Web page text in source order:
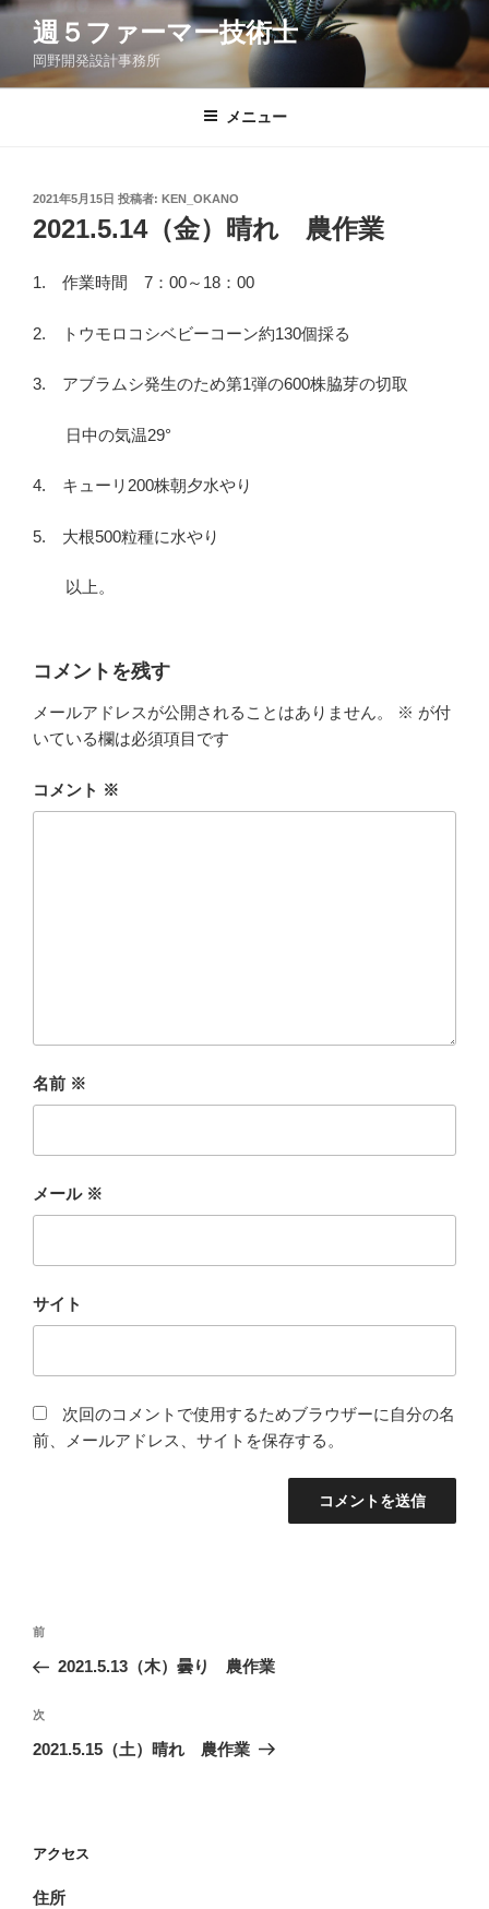
コ
ン
週５ファーマー技術士
岡野開発設計事務所
メニュー
投
稿
日:
2021年5月15日 投稿者: KEN_OKANO
2021.5.14（金）晴れ 農作業
1. 作業時間 7：00～18：00
2. トウモロコシベビーコーン約130個採る
3. アブラムシ発生のため第1弾の600株脇芽の切取
日中の気温29°
4. キューリ200株朝夕水やり
5. 大根500粒種に水やり
以上。
コメントを残す
メールアドレスが公開されることはありません。 ※ が付
いている欄は必須項目です
コメント ※
名前 ※
メール ※
サイト
次回のコメントで使用するためブラウザーに自分の名
前、メールアドレス、サイトを保存する。
投
ナ
ビ
ゲ
ン
前
の
稿
前
2021.5.13（木）曇り 農作業
次
の
次
2021.5.15（土）晴れ 農作業
アクセス
住所